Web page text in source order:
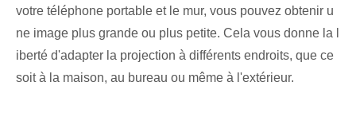
votre téléphone portable et le mur, vous pouvez obtenir u
ne image plus grande ou plus petite. Cela vous donne la l
iberté d'adapter la projection à différents endroits, que ce
soit à la maison, au bureau ou même à l'extérieur.